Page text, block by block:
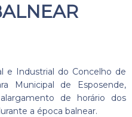
e Industrial do Concelho de
Municipal de Esposende,
de horário dos
a época balnear.